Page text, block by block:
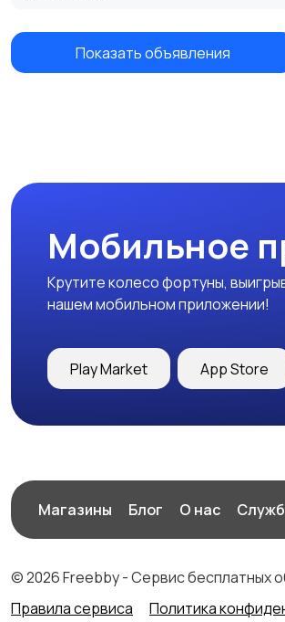
Показать объявления
Мобильное
Крутите колесо фортуны,
нашем мобильном приложении!
Play Market App Store
Магазины Блог О нас
© 2026 Freebby - Сервис бесплатных
Правила сервиса
Политика